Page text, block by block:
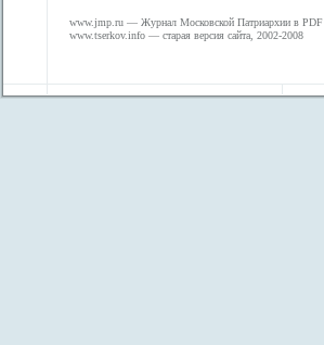
www.jmp.ru — Журнал Московской Патриархии в PDF
www.tserkov.info — старая версия сайта, 2002-2008